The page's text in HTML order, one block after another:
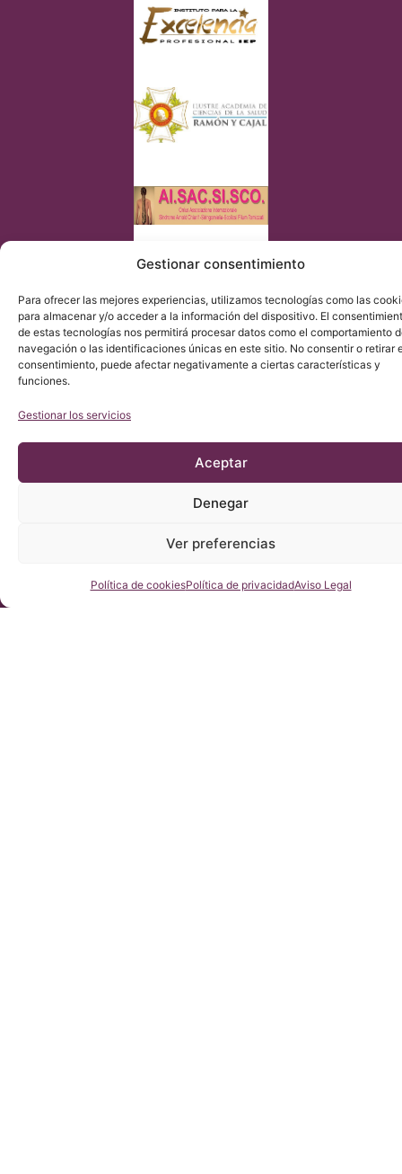
Gestionar consentimiento
Para ofrecer las mejores experiencias, utilizamos tecnologías como las
para almacenar y/o acceder a la información del dispositivo. El
de estas tecnologías nos permitirá procesar datos como el comportamiento
navegación o las identificaciones únicas en este sitio. No consentir o retirar
consentimiento, puede afectar negativamente a ciertas características y
funciones.
Gestionar los servicios
Aceptar
Denegar
Ver preferencias
Política de cookiesPolítica de privacidadAviso Legal
© Copyright Institut Chiari 2025
El Institut Chiari & Siringomielia & Escoliosis de Barcelona
Consúltenos